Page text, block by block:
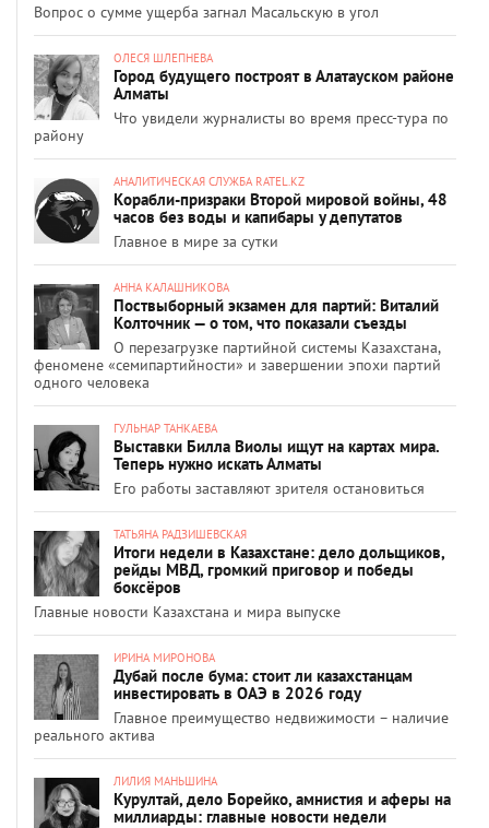
Вопрос о сумме ущерба загнал Масальскую в угол
ОЛЕСЯ ШЛЕПНЕВА
Город будущего построят в Алатауском районе
Алматы
Что увидели журналисты во время пресс-тура по
району
АНАЛИТИЧЕСКАЯ СЛУЖБА RATEL.KZ
Корабли-призраки Второй мировой войны, 48
часов без воды и капибары у депутатов
Главное в мире за сутки
АННА КАЛАШНИКОВА
Поствыборный экзамен для партий: Виталий
Колточник — о том, что показали съезды
О перезагрузке партийной системы Казахстана,
феномене «семипартийности» и завершении эпохи партий
одного человека
ГУЛЬНАР ТАНКАЕВА
Выставки Билла Виолы ищут на картах мира.
Теперь нужно искать Алматы
Его работы заставляют зрителя остановиться
ТАТЬЯНА РАДЗИШЕВСКАЯ
Итоги недели в Казахстане: дело дольщиков,
рейды МВД, громкий приговор и победы
боксёров
Главные новости Казахстана и мира выпуске
ИРИНА МИРОНОВА
Дубай после бума: стоит ли казахстанцам
инвестировать в ОАЭ в 2026 году
Главное преимущество недвижимости – наличие
реального актива
ЛИЛИЯ МАНЬШИНА
Курултай, дело Борейко, амнистия и аферы на
миллиарды: главные новости недели